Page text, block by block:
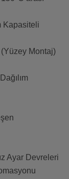
Kapasiteli
Montaj)
Ayar Devreleri